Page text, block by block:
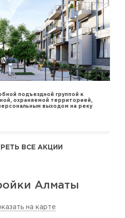
подъездной группой к
охраняемой территорией,
выходом на реку
ВСЕ АКЦИИ
Алматы
на карте